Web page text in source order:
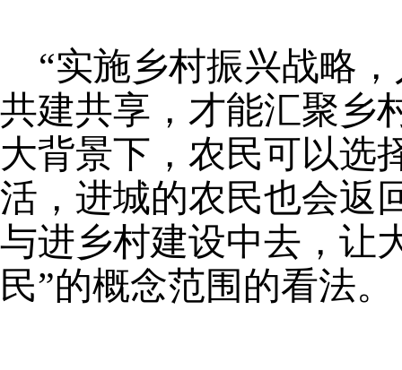
“实施乡村振兴战略
共建共享，才能汇聚乡
大背景下，农民可以选
活，进城的农民也会返
与进乡村建设中去，让
民”的概念范围的看法。